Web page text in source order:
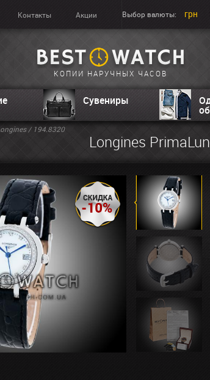
Контакты Акции Выбор валюты: грн
КОПИИ НАРУЧНЫХ ЧАСОВ
Сувениры
/ 194.8320
Longines